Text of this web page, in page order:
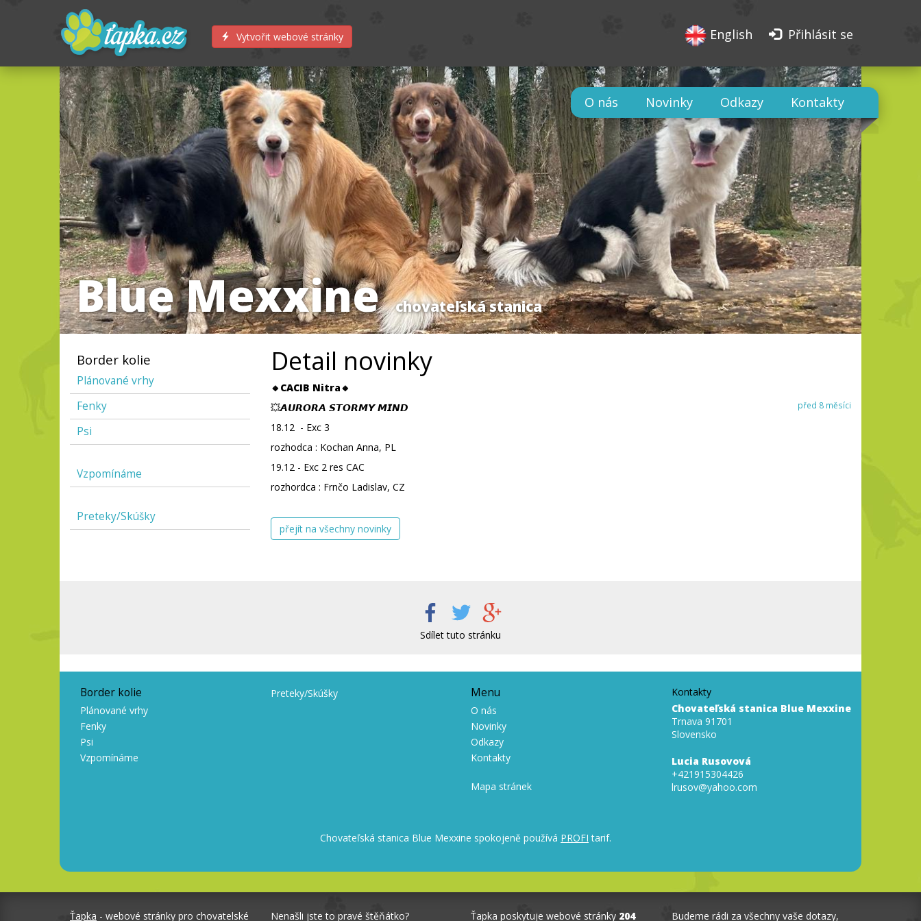
Vytvořit webové stránky English Přihlásit se
Blue Mexxine chovateľská stanica
O nás Novinky Odkazy Kontakty
Border kolie
Plánované vrhy
Fenky
Psi
Vzpomínáme
Preteky/Skúšky
Detail novinky
před 8 měsíci
🔸CACIB Nitra🔸
💥𝘼𝙐𝙍𝙊𝙍𝘼 𝙎𝙏𝙊𝙍𝙈𝙔 𝙈𝙄𝙉𝘿
18.12 - Exc 3
rozhodca : Kochan Anna, PL
19.12 - Exc 2 res CAC
rozhordca : Frnčo Ladislav, CZ
přejít na všechny novinky
Sdílet tuto stránku
Border kolie
Plánované vrhy
Fenky
Psi
Vzpomínáme
Preteky/Skúšky Menu
O nás
Novinky
Odkazy
Kontakty
Mapa stránek
Kontakty
Chovateľská stanica Blue Mexxine
Trnava 91701
Slovensko
Lucia Rusovová
+421915304426
lrusov@yahoo.com
Chovateľská stanica Blue Mexxine spokojeně používá PROFI tarif.
Ťapka - webové stránky pro chovatelské Nenašli jste to pravé štěňátko? Ťapka poskytuje webové stránky 204 Budeme rádi za všechny vaše dotazy,